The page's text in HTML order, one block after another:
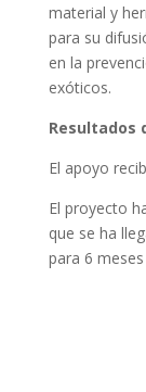
material y
para su
en la
exóticos.
Resultados
El apoyo
El proyecto
que se ha
para 6